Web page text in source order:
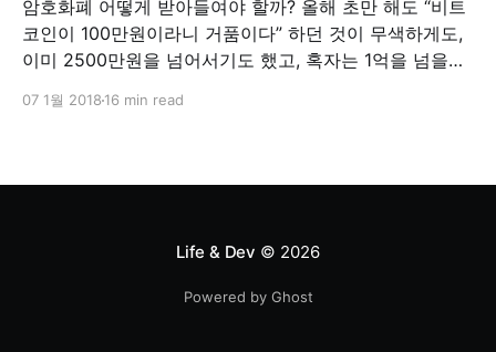
암호화폐 어떻게 받아들여야 할까? 올해 초만 해도 “비트
코인이 100만원이라니 거품이다” 하던 것이 무색하게도,
이미 2500만원을 넘어서기도 했고, 혹자는 1억을 넘을것
폐로 쓸 수 없다고 하고, 누구는 전송 수수료가 지나치게
07 1월 2018 16 min read
Life & Dev © 2026
Powered by Ghost